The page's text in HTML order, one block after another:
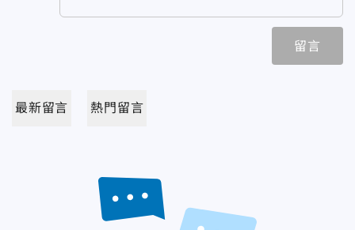
留言
最新留言 熱門留言